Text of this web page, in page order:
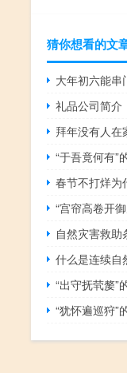
猜你想看的文
大年初六能串
礼品公司简介
拜年没有人在
“于吾竟何有”
春节不打烊为
“宫帘高卷开
什么是连续自
“出守抚茕嫠”
“犹怀遍巡狩”